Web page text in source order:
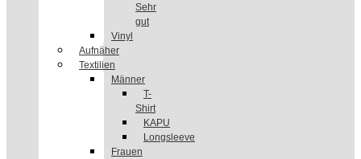
Sehr
gut
Vinyl
Aufnäher
Textilien
Männer
T-
Shirt
KAPU
Longsleeve
Frauen